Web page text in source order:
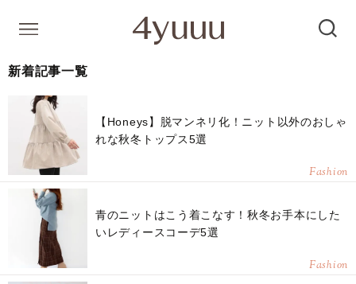
新着記事一覧
【Honeys】脱マンネリ化！ニット以外のおしゃ
れな秋冬トップス5選
Fashion
青のニットはこう着こなす！秋冬お手本にした
いレディースコーデ5選
Fashion